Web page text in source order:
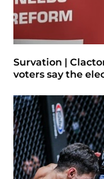
Survation |
voters say the